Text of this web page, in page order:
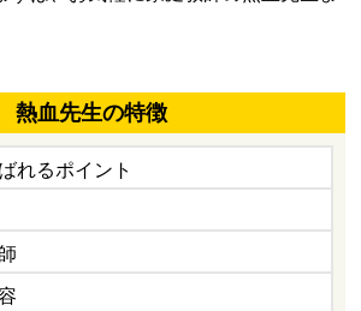
熱血先生の特徴
れるポイント